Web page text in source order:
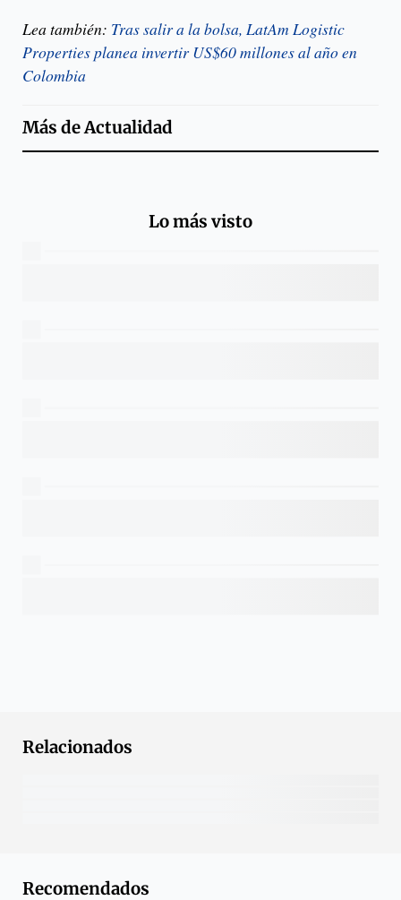
Lea también: Tras salir a la bolsa, LatAm Logistic
Properties planea invertir US$60 millones al año en
Colombia
Más deActualidad
Lo más visto
Relacionados
Recomendados